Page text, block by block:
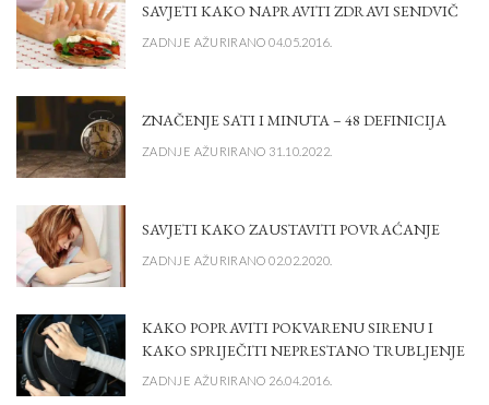
SAVJETI KAKO NAPRAVITI ZDRAVI SENDVIČ
ZADNJE AŽURIRANO 04.05.2016.
ZNAČENJE SATI I MINUTA – 48 DEFINICIJA
ZADNJE AŽURIRANO 31.10.2022.
SAVJETI KAKO ZAUSTAVITI POVRAĆANJE
ZADNJE AŽURIRANO 02.02.2020.
KAKO POPRAVITI POKVARENU SIRENU I
KAKO SPRIJEČITI NEPRESTANO TRUBLJENJE
ZADNJE AŽURIRANO 26.04.2016.